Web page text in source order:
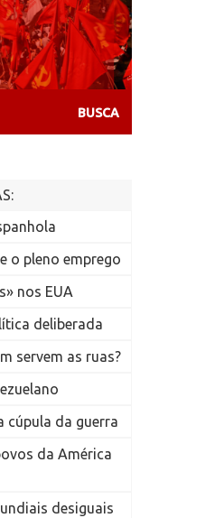
o pleno emprego
nos EUA
deliberada
servem as ruas?
cúpula da guerra
da América
desiguais